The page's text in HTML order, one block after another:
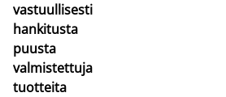
vastuullisesti
hankitusta
puusta
valmistettuja
tuotteita